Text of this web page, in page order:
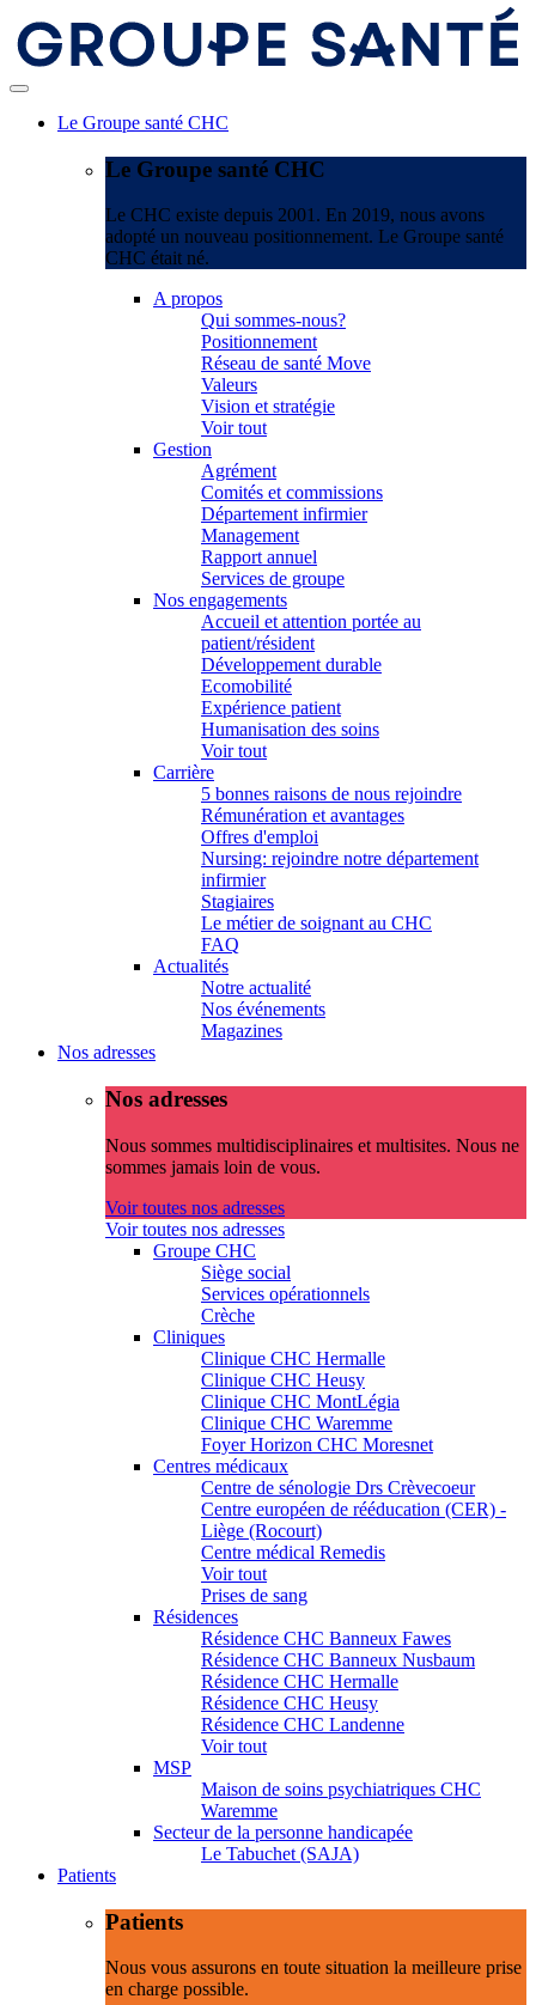
Le Groupe santé CHC
Le Groupe santé CHC
Le CHC existe depuis 2001. En 2019, nous avons
adopté un nouveau positionnement. Le Groupe santé
CHC était né.
A propos
Qui sommes-nous?
Positionnement
Réseau de santé Move
Valeurs
Vision et stratégie
Voir tout
Gestion
Agrément
Comités et commissions
Département infirmier
Management
Rapport annuel
Services de groupe
Nos engagements
Accueil et attention portée au
patient/résident
Développement durable
Ecomobilité
Expérience patient
Humanisation des soins
Voir tout
Carrière
5 bonnes raisons de nous rejoindre
Rémunération et avantages
Offres d'emploi
Nursing: rejoindre notre département
infirmier
Stagiaires
Le métier de soignant au CHC
FAQ
Actualités
Notre actualité
Nos événements
Magazines
Nos adresses
Nos adresses
Nous sommes multidisciplinaires et multisites. Nous ne
sommes jamais loin de vous.
Voir toutes nos adresses
Voir toutes nos adresses
Groupe CHC
Siège social
Services opérationnels
Crèche
Cliniques
Clinique CHC Hermalle
Clinique CHC Heusy
Clinique CHC MontLégia
Clinique CHC Waremme
Foyer Horizon CHC Moresnet
Centres médicaux
Centre de sénologie Drs Crèvecoeur
Centre européen de rééducation (CER) -
Liège (Rocourt)
Centre médical Remedis
Voir tout
Prises de sang
Résidences
Résidence CHC Banneux Fawes
Résidence CHC Banneux Nusbaum
Résidence CHC Hermalle
Résidence CHC Heusy
Résidence CHC Landenne
Voir tout
MSP
Maison de soins psychiatriques CHC
Waremme
Secteur de la personne handicapée
Le Tabuchet (SAJA)
Patients
Patients
Nous vous assurons en toute situation la meilleure prise
en charge possible.